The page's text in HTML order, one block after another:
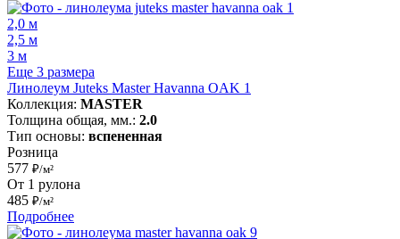
2,0 м
2,5 м
3 м
Еще 3 размера
Линолеум Juteks Master Havanna OAK 1
Коллекция: MASTER
Толщина общая, мм.: 2.0
Тип основы: вспененная
Розница
577 ₽/м²
От 1 рулона
485 ₽/м²
Подробнее